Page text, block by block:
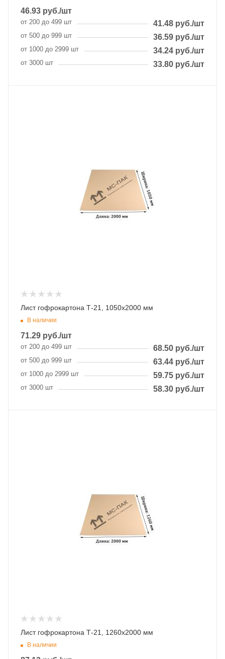
46.93 руб./шт
от 200 до 499 шт 41.48 руб./шт
от 500 до 999 шт 36.59 руб./шт
от 1000 до 2999 шт 34.24 руб./шт
от 3000 шт 33.80 руб./шт
Лист гофрокартона Т-21, 1050х2000 мм
В наличии
71.29 руб./шт
от 200 до 499 шт 68.50 руб./шт
от 500 до 999 шт 63.44 руб./шт
от 1000 до 2999 шт 59.75 руб./шт
от 3000 шт 58.30 руб./шт
Лист гофрокартона Т-21, 1260х2000 мм
В наличии